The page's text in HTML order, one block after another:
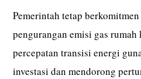
Pemerintah tetap
pengurangan emisi gas
percepatan transisi energi
investasi dan mendorong